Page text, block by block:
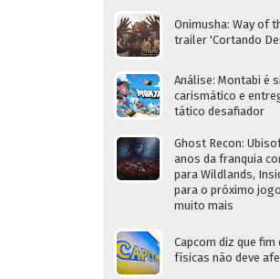
Onimusha: Way of
trailer 'Cortando
Análise: Montabi é
carismático e
tático desafiador
Ghost Recon:
anos da franquia
para Wildlands,
para o próximo
muito mais
Capcom diz que fim
físicas não deve